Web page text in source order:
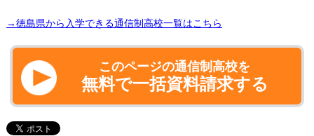
→徳島県から入学できる通信制高校一覧はこちら
このページの通信制高校を
無料で一括資料請求する